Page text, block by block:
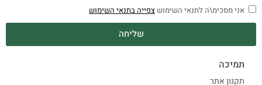
אני מסכימ\ה לתנאי השימוש צפייה בתנאי השימוש
שליחה
תמיכה
תקנון אתר